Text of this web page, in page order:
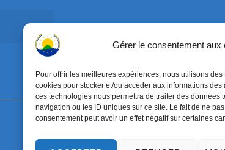
Gérer le consentement aux
Pour offrir les meilleures expériences, nous utilisons
cookies pour stocker et/ou accéder aux informations
ces technologies nous permettra de traiter des données
navigation ou les ID uniques sur ce site. Le fait de ne
consentement peut avoir un effet négatif sur certaines